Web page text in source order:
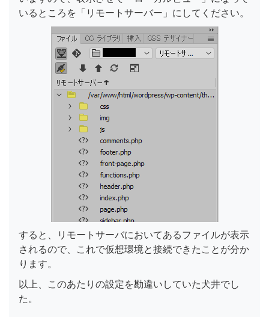
いるところを「リモートサーバー」にしてください。
すると、リモートサーバにおいてあるファイルが表示
されるので、これで仮想環境と接続できたことが分か
ります。
以上、このあたりの設定を勘違いしていた犬井でし
た。